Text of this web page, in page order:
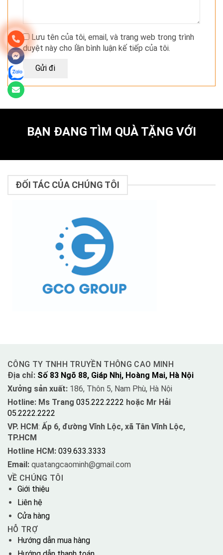
Lưu tên của tôi, email, và trang web trong trình
duyệt này cho lần bình luận kế tiếp của tôi.
BẠN ĐANG TÌM QUÀ TẶNG VỚI
ĐỐI TÁC CỦA CHÚNG TÔI
CÔNG TY TNHH TRUYỀN THÔNG CAO MINH
Địa chỉ: Số 83 Ngõ 88, Giáp Nhị, Hoàng Mai, Hà Nội
Xưởng sản xuất: 186, Thôn 5, Nam Phù, Hà Nội
Hotline: Ms Trang 035.222.2222 hoặc Mr Hải
05.2222.2222
VP. HCM: Ấp 6, đường Vĩnh Lộc, xã Tân Vĩnh Lộc,
TP.HCM
Hotline HCM: 039.633.3333
Email: quatangcaominh@gmail.com
VỀ CHÚNG TÔI
Giới thiệu
Liên hệ
Cửa hàng
HỖ TRỢ
Hướng dẫn mua hàng